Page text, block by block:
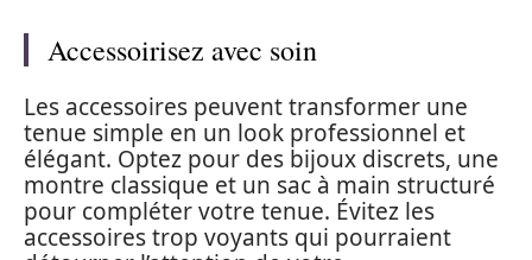
Accessoirisez avec soin
Les accessoires peuvent transformer une
tenue simple en un look professionnel et
élégant. Optez pour des bijoux discrets, une
montre classique et un sac à main structuré
pour compléter votre tenue. Évitez les
accessoires trop voyants qui pourraient